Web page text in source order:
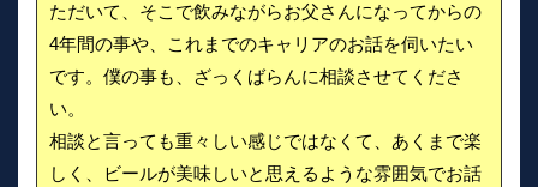
ただいて、そこで飲みながらお父さんになってからの
4年間の事や、これまでのキャリアのお話を伺いたい
です。僕の事も、ざっくばらんに相談させてくださ
い。
相談と言っても重々しい感じではなくて、あくまで楽
しく、ビールが美味しいと思えるような雰囲気でお話